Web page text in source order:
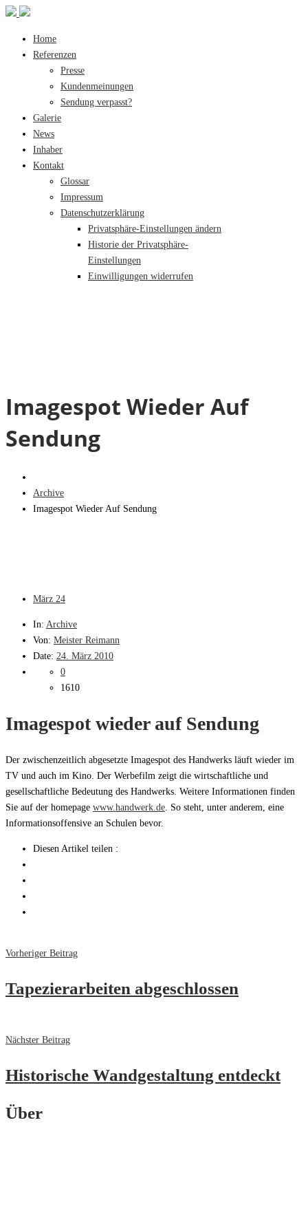
Home
Referenzen
Presse
Kundenmeinungen
Sendung verpasst?
Galerie
News
Inhaber
Kontakt
Glossar
Impressum
Datenschutzerklärung
Privatsphäre-Einstellungen ändern
Historie der Privatsphäre-
Einstellungen
Einwilligungen widerrufen
Imagespot Wieder Auf
Sendung
Archive
Imagespot Wieder Auf Sendung
März 24
In: Archive
Von: Meister Reimann
Date: 24. März 2010
0
1610
Imagespot wieder auf Sendung
Der zwischenzeitlich abgesetzte Imagespot des Handwerks läuft wieder im
TV und auch im Kino. Der Werbefilm zeigt die wirtschaftliche und
gesellschaftliche Bedeutung des Handwerks. Weitere Informationen finden
Sie auf der homepage www.handwerk.de. So steht, unter anderem, eine
Informationsoffensive an Schulen bevor.
Diesen Artikel teilen :
Vorheriger Beitrag
Tapezierarbeiten abgeschlossen
Nächster Beitrag
Historische Wandgestaltung entdeckt
Über